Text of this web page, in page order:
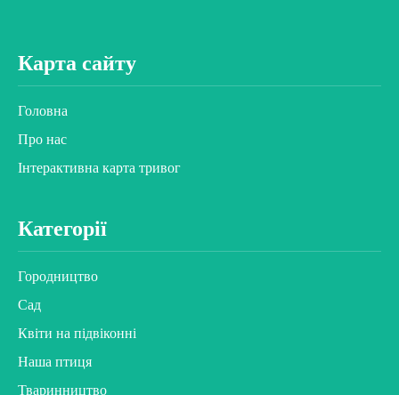
Карта сайту
Головна
Про нас
Інтерактивна карта тривог
Категорії
Городництво
Сад
Квіти на підвіконні
Наша птиця
Тваринництво